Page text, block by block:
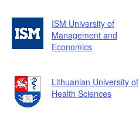
ISM University of
Management and
Economics
Lithuanian University of
Health Sciences